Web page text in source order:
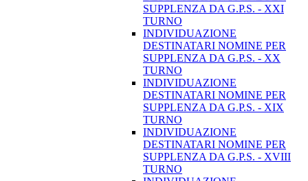
SUPPLENZA DA G.P.S. - XXI
TURNO
INDIVIDUAZIONE
DESTINATARI NOMINE PER
SUPPLENZA DA G.P.S. - XX
TURNO
INDIVIDUAZIONE
DESTINATARI NOMINE PER
SUPPLENZA DA G.P.S. - XIX
TURNO
INDIVIDUAZIONE
DESTINATARI NOMINE PER
SUPPLENZA DA G.P.S. - XVIII
TURNO